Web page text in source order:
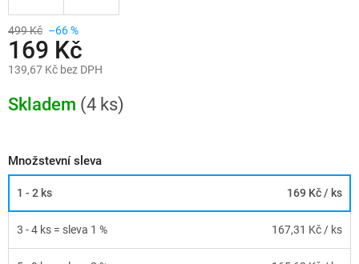
499 Kč –66 %
169 Kč
139,67 Kč bez DPH
cena:
Skladem (4 ks)
Množstevní sleva
1 - 2 ks 169 Kč/ ks
3 - 4 ks = sleva 1 % 167,31 Kč/ ks